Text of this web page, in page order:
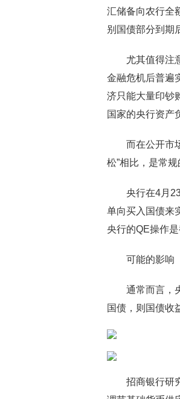
汇储备向农行全
别国债部分到期
尤其值得注
金融危机后普遍
济只能大量印钞
国家的央行资产
而在公开市
松”相比，是常
央行在4月
单向买入国债来
央行的QE操作
可能的影响
通常而言，
国债，则国债收
招商银行研